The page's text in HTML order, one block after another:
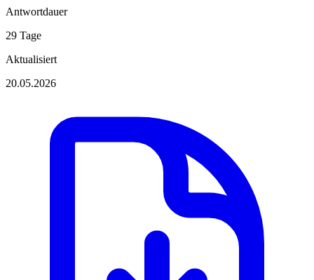
Antwortdauer
29 Tage
Aktualisiert
20.05.2026